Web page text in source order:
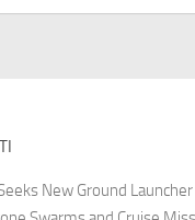
New Ground